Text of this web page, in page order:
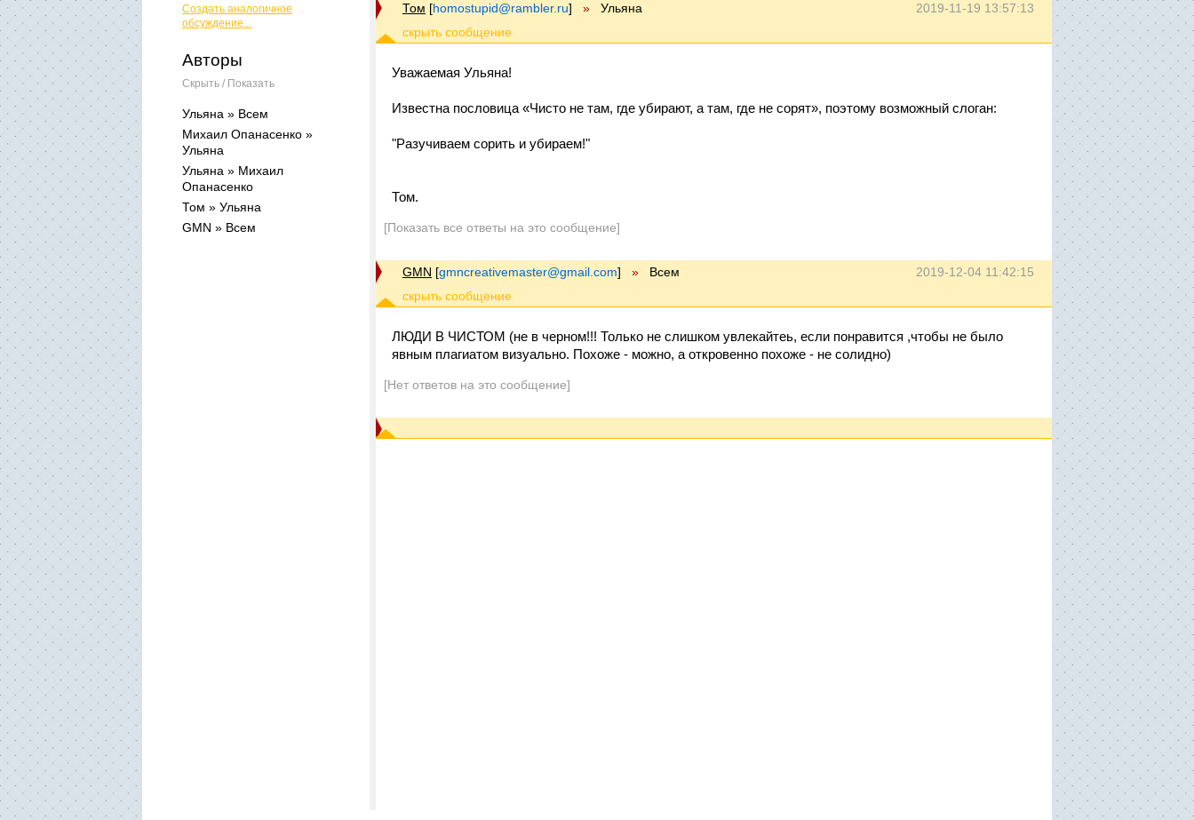
Создать аналогичное
обсуждение...
Авторы
Скрыть / Показать
Ульяна » Всем
Михаил Опанасенко »
Ульяна
Ульяна » Михаил
Опанасенко
Том » Ульяна
GMN » Всем
2019-11-19 13:57:13
Том [homostupid@rambler.ru] » Ульяна
Уважаемая Ульяна!
Известна пословица «Чисто не там, где убирают, а там, где не сорят», поэтому возможный слоган:
"Разучиваем сорить и убираем!"
Том.
[Показать все ответы на это сообщение]
2019-12-04 11:42:15
GMN [gmncreativemaster@gmail.com] » Всем
ЛЮДИ В ЧИСТОМ (не в черном!!! Только не слишком увлекайтеь, если понравится ,чтобы не было
явным плагиатом визуально. Похоже - можно, а откровенно похоже - не солидно)
[Нет ответов на это сообщение]